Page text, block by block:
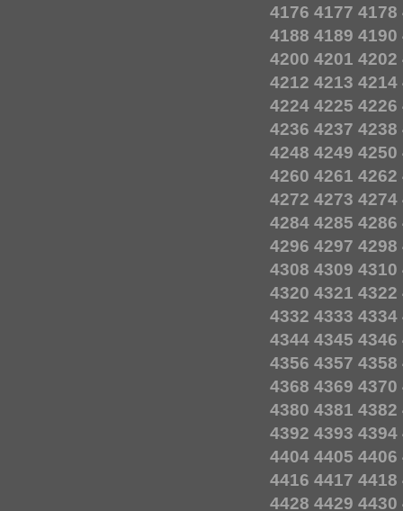
4176 4177 4178
4188 4189 4190
4200 4201 4202
4212 4213 4214
4224 4225 4226
4236 4237 4238
4248 4249 4250
4260 4261 4262
4272 4273 4274
4284 4285 4286
4296 4297 4298
4308 4309 4310
4320 4321 4322
4332 4333 4334
4344 4345 4346
4356 4357 4358
4368 4369 4370
4380 4381 4382
4392 4393 4394
4404 4405 4406
4416 4417 4418
4428 4429 4430